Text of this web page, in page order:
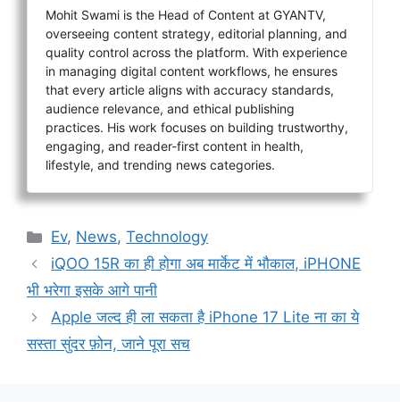
Mohit Swami is the Head of Content at GYANTV,
overseeing content strategy, editorial planning, and
quality control across the platform. With experience
in managing digital content workflows, he ensures
that every article aligns with accuracy standards,
audience relevance, and ethical publishing
practices. His work focuses on building trustworthy,
engaging, and reader-first content in health,
lifestyle, and trending news categories.
Categories
Ev, News,Technology
iQOO 15R का ही होगा अब मार्केट में भौकाल, iPHONE
भी भरेगा इसके आगे पानी
Apple जल्द ही ला सकता है iPhone 17 Lite ना का ये
सस्ता सुंदर फ़ोन, जाने पूरा सच